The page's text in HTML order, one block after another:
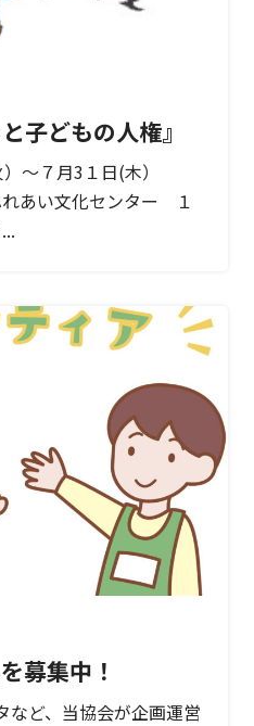
子どもの人権』
）～７月3１日(木）
あい文化センター １
募集中！
など、当協会が企画運営